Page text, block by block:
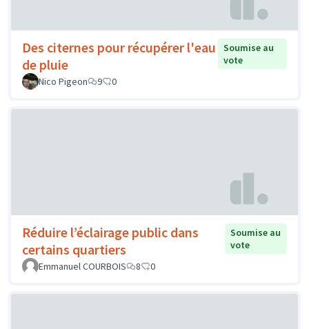
Des citernes pour récupérer l'eau
de pluie
Soumise au
vote
Nico Pigeon
9 0
Réduire l’éclairage public dans
certains quartiers
Soumise au
vote
Emmanuel COURBOIS
8 0